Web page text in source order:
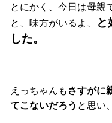
とにかく、今日は母親
と、味方がいるよ、
した。
えっちゃんも さすがに
てこないだろう と思い、